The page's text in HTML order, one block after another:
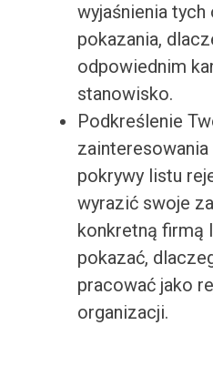
wyjaśnienia
pokazania,
odpowiednim
stanowisko.
Podkreślenie
pokrywy listu
wyrazić swoje
konkretną firmą
pokazać,
pracować jako
organizacji.